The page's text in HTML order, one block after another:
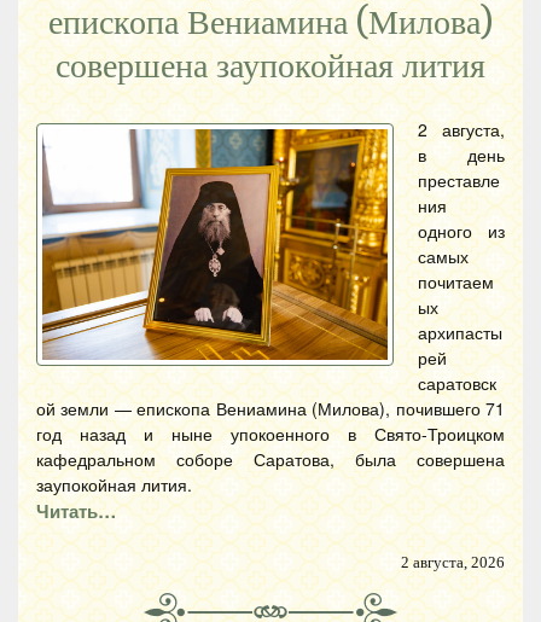
епископа Вениамина (Милова)
совершена заупокойная лития
2 августа,
в день
преставле
ния
одного из
самых
почитаем
ых
архипасты
рей
саратовск
ой земли — епископа Вениамина (Милова), почившего 71
год назад и ныне упокоенного в Свято-Троицком
кафедральном соборе Саратова, была совершена
заупокойная лития.
Читать…
2 августа, 2026